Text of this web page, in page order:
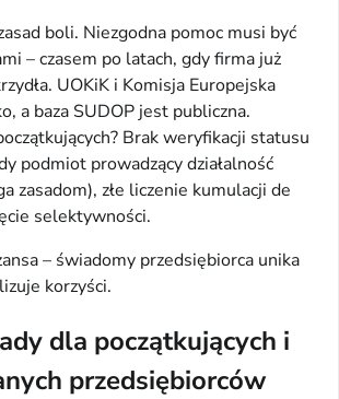
boli. Niezgodna pomoc musi być
– czasem po latach, gdy firma już
UOKiK i Komisja Europejska
a baza SUDOP jest publiczna.
Brak weryfikacji statusu
podmiot prowadzący działalność
zasadom), złe liczenie kumulacji de
selektywności.
– świadomy przedsiębiorca unika
korzyści.
dla początkujących i
przedsiębiorców